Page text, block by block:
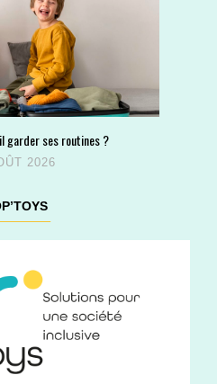
garder ses routines ?
2026